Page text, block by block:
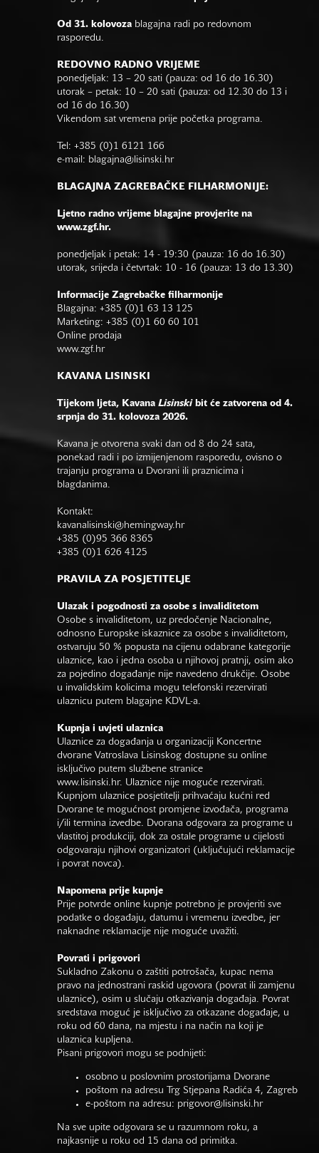
Od 31. kolovoza blagajna radi po redovnom
rasporedu.
REDOVNO RADNO VRIJEME
ponedjeljak: 13 – 20 sati (pauza: od 16 do 16.30)
utorak – petak: 10 – 20 sati (pauza: od 12.30 do 13 i
od 16 do 16.30)
Vikendom sat vremena prije početka programa.
Tel: +385 (0)1 6121 166
e-mail: blagajna@lisinski.hr
BLAGAJNA ZAGREBAČKE FILHARMONIJE:
Ljetno radno vrijeme blagajne provjerite na
www.zgf.hr.
ponedjeljak i petak: 14 - 19:30 (pauza: 16 do 16.30)
utorak, srijeda i četvrtak: 10 - 16 (pauza: 13 do 13.30)
Informacije Zagrebačke filharmonije
Blagajna: +385 (0)1 63 13 125
Marketing: +385 (0)1 60 60 101
Online prodaja
www.zgf.hr
KAVANA LISINSKI
Tijekom ljeta, Kavana Lisinski bit će zatvorena od 4.
srpnja do 31. kolovoza 2026.
Kavana je otvorena svaki dan od 8 do 24 sata,
ponekad radi i po izmijenjenom rasporedu, ovisno o
trajanju programa u Dvorani ili praznicima i
blagdanima.
Kontakt:
kavanalisinski@hemingway.hr
+385 (0)95 366 8365
+385 (0)1 626 4125
PRAVILA ZA POSJETITELJE
Ulazak i pogodnosti za osobe s invaliditetom
Osobe s invaliditetom, uz predočenje Nacionalne,
odnosno Europske iskaznice za osobe s invaliditetom,
ostvaruju 50 % popusta na cijenu odabrane kategorije
ulaznice, kao i jedna osoba u njihovoj pratnji, osim ako
za pojedino događanje nije navedeno drukčije. Osobe
u invalidskim kolicima mogu telefonski rezervirati
ulaznicu putem blagajne KDVL-a.
Kupnja i uvjeti ulaznica
Ulaznice za događanja u organizaciji Koncertne
dvorane Vatroslava Lisinskog dostupne su online
isključivo putem službene stranice
www.lisinski.hr. Ulaznice nije moguće rezervirati.
Kupnjom ulaznice posjetitelji prihvaćaju kućni red
Dvorane te mogućnost promjene izvođača, programa
i/ili termina izvedbe. Dvorana odgovara za programe u
vlastitoj produkciji, dok za ostale programe u cijelosti
odgovaraju njihovi organizatori (uključujući reklamacije
i povrat novca).
Napomena prije kupnje
Prije potvrde online kupnje potrebno je provjeriti sve
podatke o događaju, datumu i vremenu izvedbe, jer
naknadne reklamacije nije moguće uvažiti.
Povrati i prigovori
Sukladno Zakonu o zaštiti potrošača, kupac nema
pravo na jednostrani raskid ugovora (povrat ili zamjenu
ulaznice), osim u slučaju otkazivanja događaja. Povrat
sredstava moguć je isključivo za otkazane događaje, u
roku od 60 dana, na mjestu i na način na koji je
ulaznica kupljena.
Pisani prigovori mogu se podnijeti:
osobno u poslovnim prostorijama Dvorane
poštom na adresu Trg Stjepana Radića 4, Zagreb
e-poštom na adresu: prigovor@lisinski.hr
Na sve upite odgovara se u razumnom roku, a
najkasnije u roku od 15 dana od primitka.